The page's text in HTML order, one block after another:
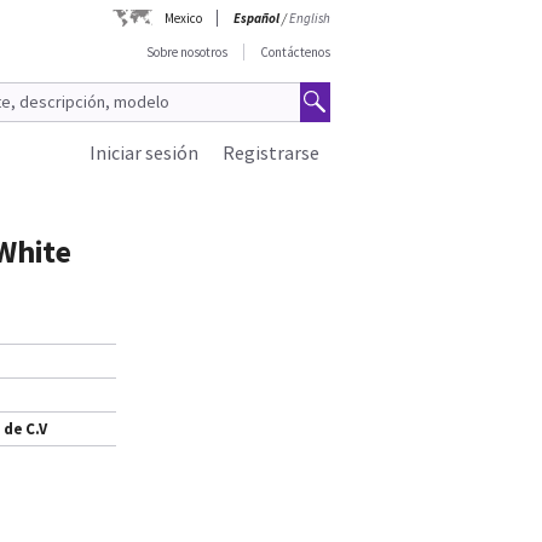
Mexico Español/English
Sobre nosotros
Contáctenos
Registrarse
Iniciar sesión
C.V